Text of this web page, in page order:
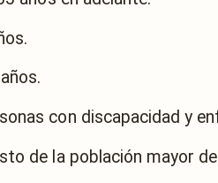
con discapacidad y
de la población mayor